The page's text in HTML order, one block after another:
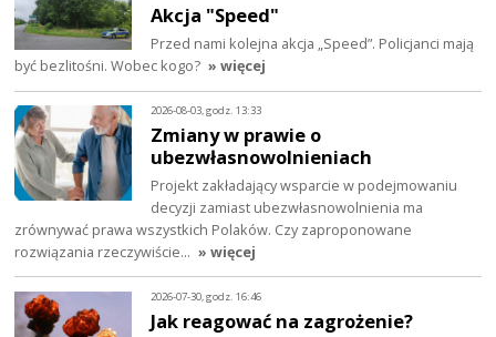
Akcja "Speed"
Przed nami kolejna akcja „Speed”. Policjanci mają
być bezlitośni. Wobec kogo? » więcej
2026-08-03, godz. 13:33
Zmiany w prawie o
ubezwłasnowolnieniach
Projekt zakładający wsparcie w podejmowaniu
decyzji zamiast ubezwłasnowolnienia ma
zrównywać prawa wszystkich Polaków. Czy zaproponowane
rozwiązania rzeczywiście… » więcej
2026-07-30, godz. 16:46
Jak reagować na zagrożenie?